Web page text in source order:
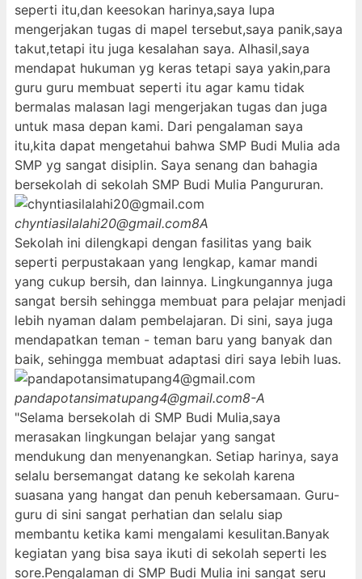
seperti itu,dan keesokan harinya,saya lupa
mengerjakan tugas di mapel tersebut,saya panik,saya
takut,tetapi itu juga kesalahan saya. Alhasil,saya
mendapat hukuman yg keras tetapi saya yakin,para
guru guru membuat seperti itu agar kamu tidak
bermalas malasan lagi mengerjakan tugas dan juga
untuk masa depan kami. Dari pengalaman saya
itu,kita dapat mengetahui bahwa SMP Budi Mulia ada
SMP yg sangat disiplin. Saya senang dan bahagia
bersekolah di sekolah SMP Budi Mulia Pangururan.
chyntiasilalahi20@gmail.com8A
Sekolah ini dilengkapi dengan fasilitas yang baik
seperti perpustakaan yang lengkap, kamar mandi
yang cukup bersih, dan lainnya. Lingkungannya juga
sangat bersih sehingga membuat para pelajar menjadi
lebih nyaman dalam pembelajaran. Di sini, saya juga
mendapatkan teman - teman baru yang banyak dan
baik, sehingga membuat adaptasi diri saya lebih luas.
pandapotansimatupang4@gmail.com8-A
"Selama bersekolah di SMP Budi Mulia,saya
merasakan lingkungan belajar yang sangat
mendukung dan menyenangkan. Setiap harinya, saya
selalu bersemangat datang ke sekolah karena
suasana yang hangat dan penuh kebersamaan. Guru-
guru di sini sangat perhatian dan selalu siap
membantu ketika kami mengalami kesulitan.Banyak
kegiatan yang bisa saya ikuti di sekolah seperti les
sore.Pengalaman di SMP Budi Mulia ini sangat seru